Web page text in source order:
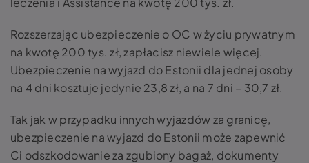
Rozszerzając ubezpieczenie o OC w życiu prywatnym
na kwotę 200 tys. zł, zapłacisz niewiele więcej.
Ubezpieczenie na wyjazd do Estonii dla jednej osoby
na 4 dni kosztuje jedynie 23,8 zł, a na 7 dni – 30,7 zł.
Tak jak w przypadku innych wyjazdów za granicę,
ubezpieczenie na wyjazd do Estonii może zapewnić
Ci odszkodowanie za zgubiony bagaż, dokumenty